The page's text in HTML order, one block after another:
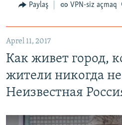
Paylaş VPN-siz açmaq
Aprel 11, 2017
Как живет город,
жители никогда
Неизвестная